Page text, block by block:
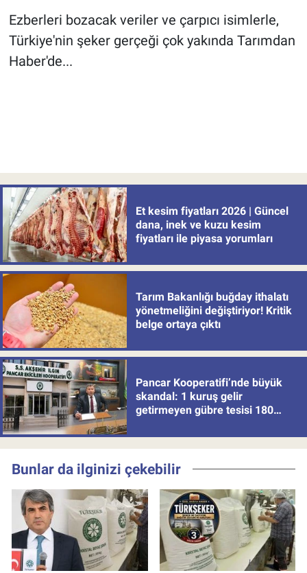
Ezberleri bozacak veriler ve çarpıcı isimlerle,
Türkiye'nin şeker gerçeği çok yakında Tarımdan
Haber'de...
Et kesim fiyatları 2026 | Güncel
dana, inek ve kuzu kesim
fiyatları ile piyasa yorumları
Tarım Bakanlığı buğday ithalatı
yönetmeliğini değiştiriyor! Kritik
belge ortaya çıktı
Pancar Kooperatifi’nde büyük
skandal: 1 kuruş gelir
getirmeyen gübre tesisi 180
Bunlar da ilginizi çekebilir